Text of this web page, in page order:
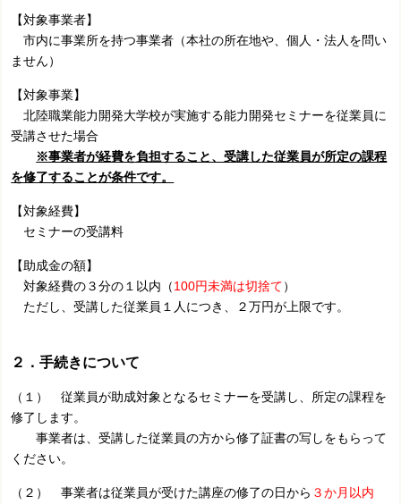
【対象事業者】
市内に事業所を持つ事業者（本社の所在地や、個人・法人を問い
ません）
【対象事業】
北陸職業能力開発大学校が実施する能力開発セミナーを従業員に
受講させた場合
※事業者が経費を負担すること、受講した従業員が所定の課程
を修了することが条件です。
【対象経費】
セミナーの受講料
【助成金の額】
対象経費の３分の１以内（100円未満は切捨て）
ただし、受講した従業員１人につき、２万円が上限です。
２．手続きについて
（１） 従業員が助成対象となるセミナーを受講し、所定の課程を
修了します。
事業者は、受講した従業員の方から修了証書の写しをもらって
ください。
（２） 事業者は従業員が受けた講座の修了の日から ３か月以内